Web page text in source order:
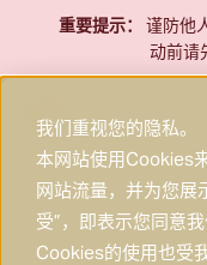
我们重视您的隐私。
本网站使用Cookies
网站流量，并为您展
受”，即表示您同意
Cookies的使用也受
内
研究
重要提示：
谨防他
动前请